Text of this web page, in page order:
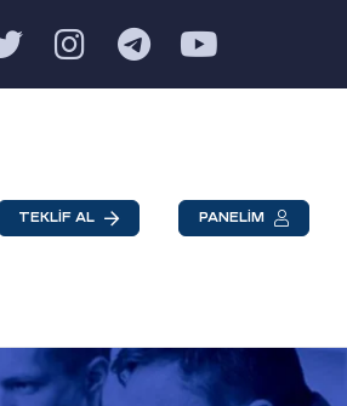
TEKLİF AL PANELİM